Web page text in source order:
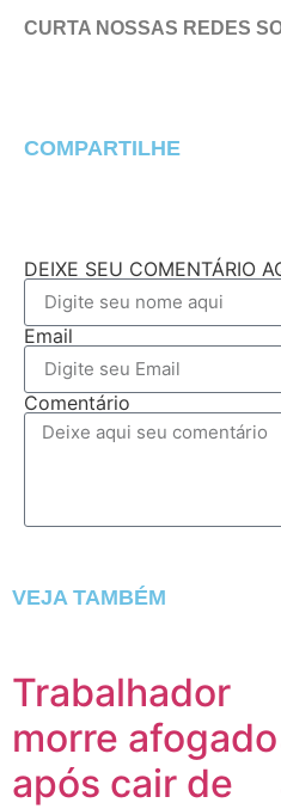
CURTA NOSSAS REDES
COMPARTILHE
DEIXE SEU COMENTÁRIO
Email
Comentário
VEJA TAMBÉM
Trabalhador
morre afogado
após cair de